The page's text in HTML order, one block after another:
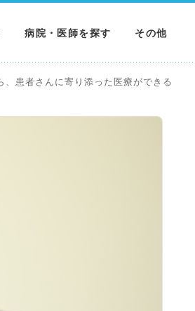
病院・医師を探す その他
、患者さんに寄り添った医療ができる